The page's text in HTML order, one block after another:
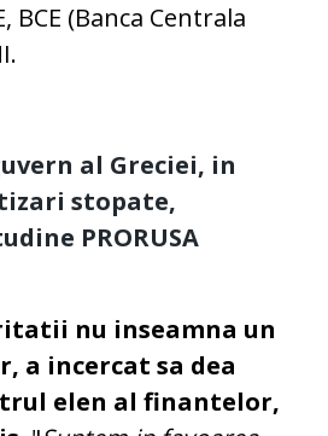
(Banca Centrala
al Greciei, in
stopate,
PRORUSA
nu inseamna un
a incercat sa dea
elen al finantelor,